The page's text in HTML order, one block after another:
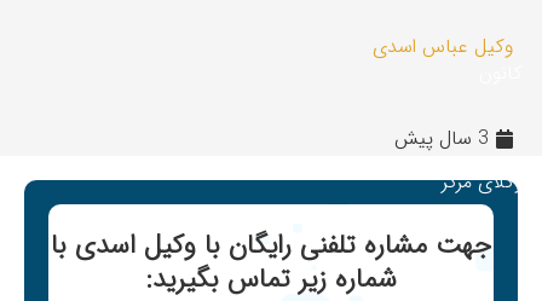
وکیل عباس اسدی
3 سال پیش
جهت مشاره تلفنی رایگان با وکیل اسدی با
شماره زیر تماس بگیرید: